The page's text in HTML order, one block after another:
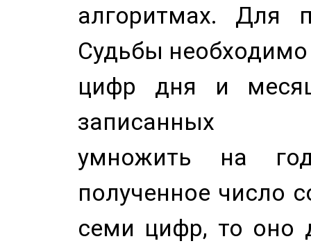
алгоритмах. Для
Судьбы
цифр дня и
записанных
умножить на
полученное число
семи цифр, то оно